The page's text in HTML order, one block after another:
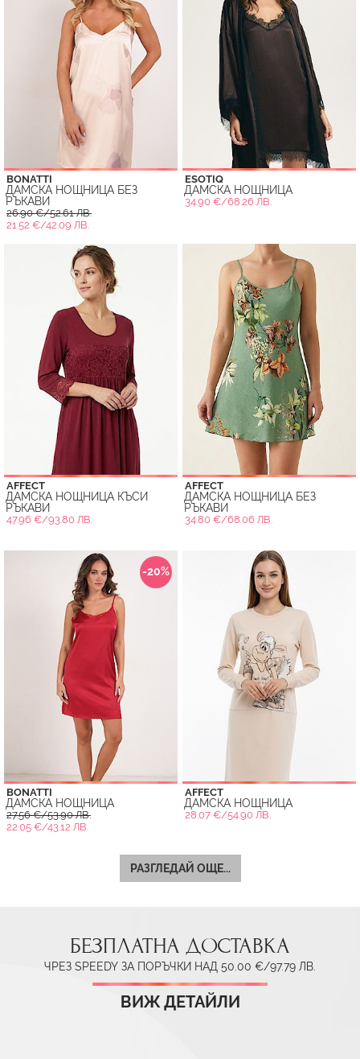
BONATTI
ДАМСКА НОЩНИЦА БЕЗ
РЪКАВИ
26.90 €/52.61 ЛВ.
21.52 €/42.09 ЛВ.
ESOTIQ
ДАМСКА НОЩНИЦА
34.90 €/68.26 ЛВ.
AFFECT
ДАМСКА НОЩНИЦА КЪСИ
РЪКАВИ
47.96 €/93.80 ЛВ.
AFFECT
ДАМСКА НОЩНИЦА БЕЗ
РЪКАВИ
34.80 €/68.06 ЛВ.
-20%
BONATTI
ДАМСКА НОЩНИЦА
27.56 €/53.90 ЛВ.
22.05 €/43.12 ЛВ.
AFFECT
ДАМСКА НОЩНИЦА
28.07 €/54.90 ЛВ.
РАЗГЛЕДАЙ ОЩЕ...
БЕЗПЛАТНА ДОСТАВКА
ЧРЕЗ SPEEDY ЗА ПОРЪЧКИ НАД 50.00 €/97.79 ЛВ.
ВИЖ ДЕТАЙЛИ